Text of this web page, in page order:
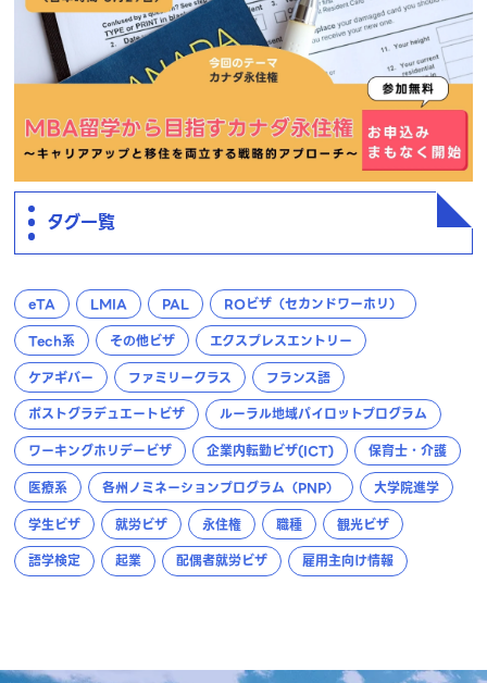
タグ一覧
eTA LMIA PAL
ROビザ（セカンドワーホリ）
Tech系
その他ビザ
エクスプレスエントリー
ケアギバー
ファミリークラス
フランス語
ポストグラデュエートビザ
ルーラル地域パイロットプログラム
ワーキングホリデービザ
企業内転勤ビザ(ICT)
保育士・介護
医療系
各州ノミネーションプログラム（PNP）
大学院進学
学生ビザ
就労ビザ 永住権 職種
観光ビザ
語学検定
起業 配偶者就労ビザ 雇用主向け情報